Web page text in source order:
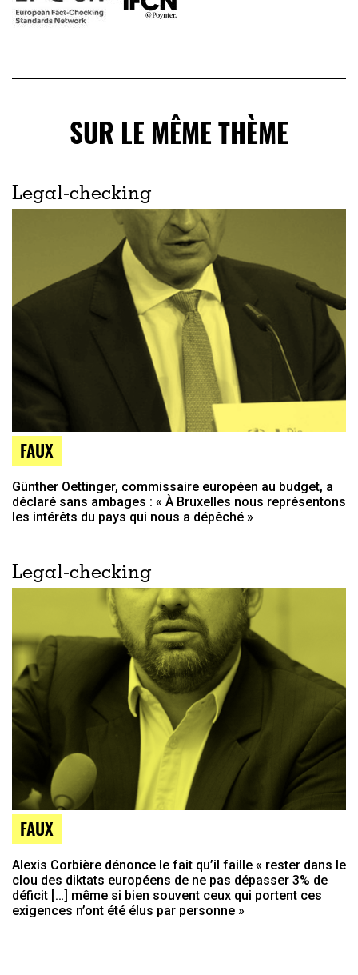
SUR LE MÊME THÈME
Legal-checking
FAUX
Günther Oettinger, commissaire européen au budget, a
déclaré sans ambages : « À Bruxelles nous représentons
les intérêts du pays qui nous a dépêché »
Legal-checking
FAUX
Alexis Corbière dénonce le fait qu’il faille « rester dans le
clou des diktats européens de ne pas dépasser 3% de
déficit […] même si bien souvent ceux qui portent ces
exigences n’ont été élus par personne »